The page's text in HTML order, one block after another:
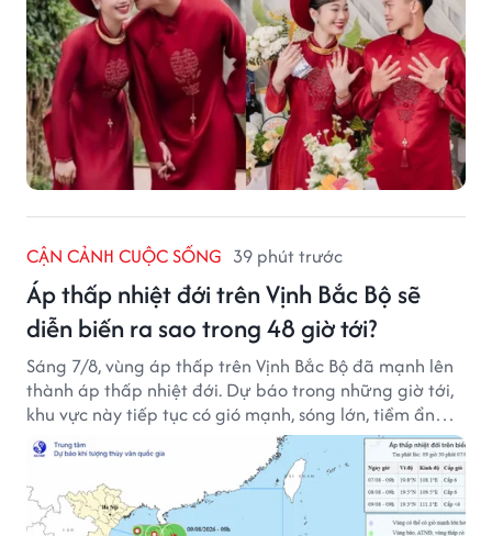
CẬN CẢNH CUỘC SỐNG 39 phút trước
Áp thấp nhiệt đới trên Vịnh Bắc Bộ sẽ
diễn biến ra sao trong 48 giờ tới?
Sáng 7/8, vùng áp thấp trên Vịnh Bắc Bộ đã mạnh lên
thành áp thấp nhiệt đới. Dự báo trong những giờ tới,
khu vực này tiếp tục có gió mạnh, sóng lớn, tiềm ẩn
nhiều nguy cơ đối với hoạt động của tàu thuyền trên
biển.